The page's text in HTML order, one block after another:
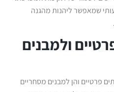
שמאפשר ליהנות מהגנה
ולמבנים
פרטיים והן למבנים מסחריים